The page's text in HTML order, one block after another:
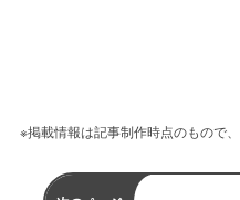
※掲載情報は記事制作時点のもので